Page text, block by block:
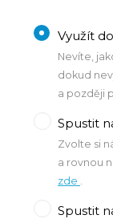
Využít
Nevíte,
dokud
a později
Spustit
Zvolte si
a rovnou
zde .
Spustit